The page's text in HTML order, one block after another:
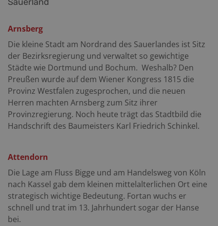
Museum. Das Teilstück von Westernbödefeld nach
Kirchrarbach entpuppt sich als landschaftlicher
Leckerbissen. Es führt über einen Höhenzug und bietet
weite Einblicke ins Bödefelder Land. Saftig grüne
Wiesen und dichte Nadelwälder huschen vorüber. Die
B 511 bringt nach dem ganzen Klein-Klein der
zurückliegenden Kilometer eine willkommene
Erholung. Allerdings nur bis Dorlar. Hier navigieren wir
auf Altenilpe und Bad Fredeburg zu. Ein Abschnitt, um
Richtung Schmallenberg mit seinem holperigen
Untergrund scheint eine Insiderstrecke zu sein, da uns
nur einheimische Kennzeichen entgegenkommen. Ein
Bahnübergang, dann bessert die Fahrbahn ihre
Manieren und serviert uns gepflegten Untergrund. Von
nun an geht es in einer ständigen Berg- und Talfahrt
Arnsberg
Die kleine Stadt am Nordrand des Sauerlandes ist Sitz
der Bezirksregierung und verwaltet so gewichtige
Städte wie Dortmund und Bochum. Weshalb? Den
Preußen wurde auf dem Wiener Kongress 1815 die
Provinz Westfalen zugesprochen, und die neuen
Herren machten Arnsberg zum Sitz ihrer
Provinzregierung. Noch heute trägt das Stadtbild die
Handschrift des Baumeisters Karl Friedrich Schinkel.
Attendorn
Die Lage am Fluss Bigge und am Handelsweg von Köln
nach Kassel gab dem kleinen mittelalterlichen Ort eine
strategisch wichtige Bedeutung. Fortan wuchs er
schnell und trat im 13. Jahrhundert sogar der Hanse
bei.